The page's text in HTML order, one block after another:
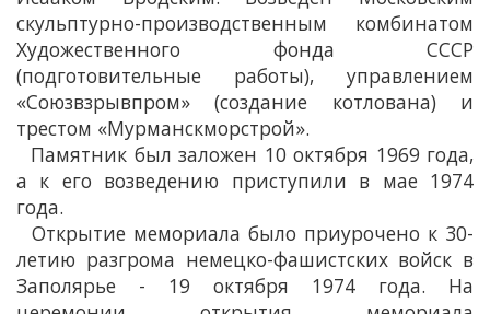
скульптурно-производственным комбинатом
Художественного фонда СССР
(подготовительные работы), управлением
«Союзвзрывпром» (создание котлована) и
трестом «Мурманскморстрой».
Памятник был заложен 10 октября 1969 года,
а к его возведению приступили в мае 1974
года.
Открытие мемориала было приурочено к 30-
летию разгрома немецко-фашистских войск в
Заполярье - 19 октября 1974 года. На